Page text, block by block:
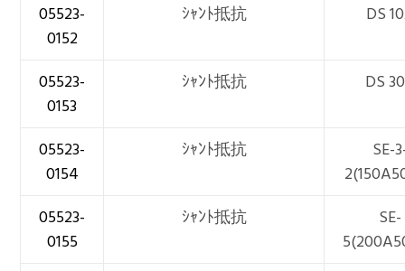
05523-
0152
ｼｬﾝﾄ抵抗 DS
05523-
0153
ｼｬﾝﾄ抵抗 DS
05523-
0154
ｼｬﾝﾄ抵抗
SE-
05523-
0155
ｼｬﾝﾄ抵抗
SE-